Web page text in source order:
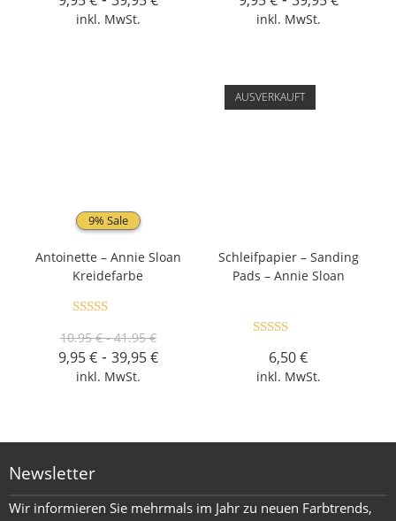
inkl. MwSt. inkl. MwSt.
9% Sale
Antoinette – Annie Sloan
Kreidefarbe
10.95 € - 41.95 €
9,95€- 39,95€
inkl. MwSt.
AUSVERKAUFT
Schleifpapier – Sanding
Pads – Annie Sloan
5.00
6,50€
inkl. MwSt.
Newsletter
Wir informieren Sie mehrmals im Jahr zu neuen Farbtrends,